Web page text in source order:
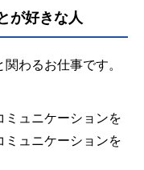
が好きな人
わるお仕事です。
ミュニケーションを
ミュニケーションを